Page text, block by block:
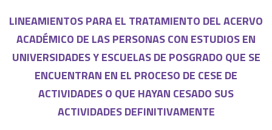
LINEAMIENTOS PARA EL TRATAMIENTO DEL ACERVO
ACADÉMICO DE LAS PERSONAS CON ESTUDIOS EN
UNIVERSIDADES Y ESCUELAS DE POSGRADO QUE SE
ENCUENTRAN EN EL PROCESO DE CESE DE
ACTIVIDADES O QUE HAYAN CESADO SUS
ACTIVIDADES DEFINITIVAMENTE